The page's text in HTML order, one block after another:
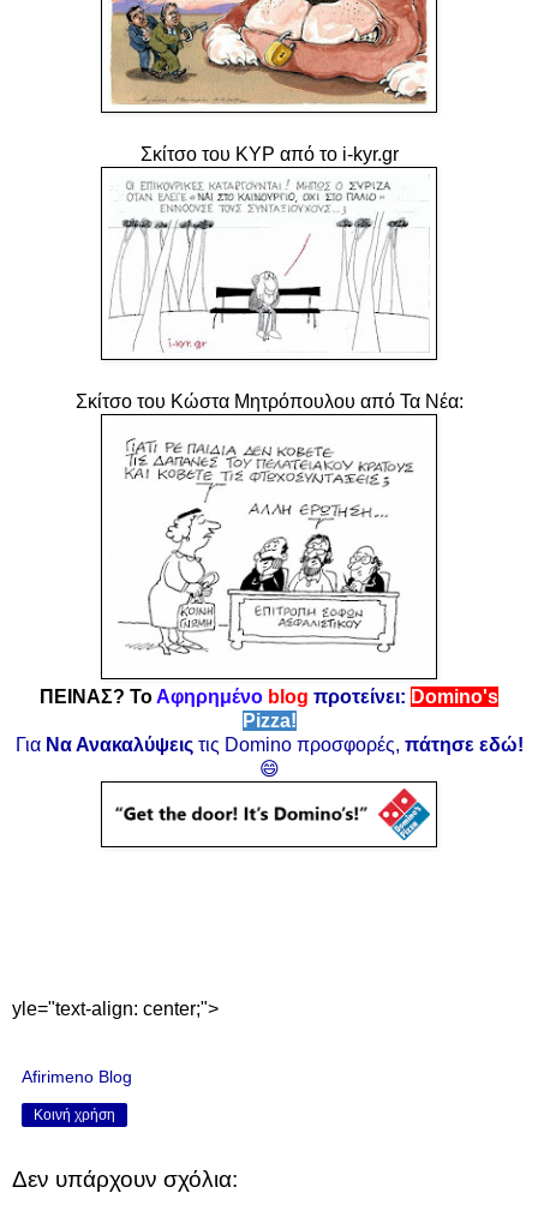
Σκίτσο του ΚΥΡ από το i-kyr.gr
Σκίτσο του Κώστα Μητρόπουλου από Τα Νέα:
ΠΕΙΝΑΣ? ΤοΑφηρημένο blog προτείνει: Domino's
Pizza!
Για Να Ανακαλύψειςτις Domino προσφορές, πάτησε εδώ!
😄
yle="text-align: center;">
Afirimeno Blog
Κοινή χρήση
Δεν υπάρχουν σχόλια: